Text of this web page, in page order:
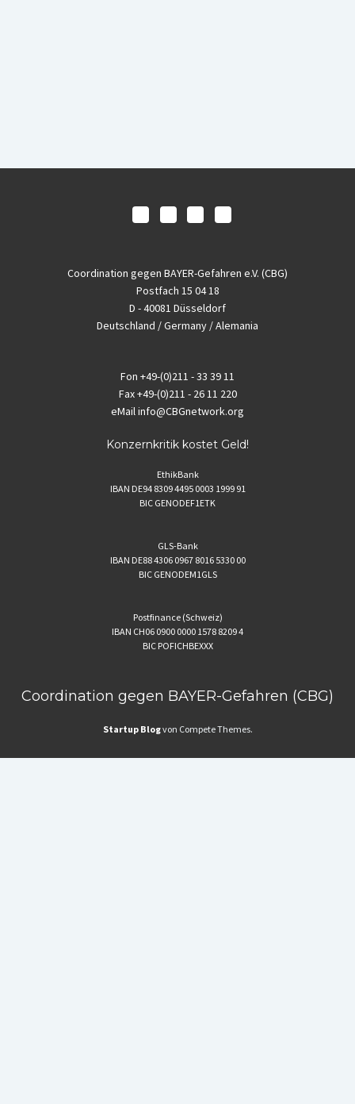
Coordination gegen BAYER-Gefahren e.V. (CBG)
Postfach 15 04 18
D - 40081 Düsseldorf
Deutschland / Germany / Alemania
Fon +49-(0)211 - 33 39 11
Fax+49-(0)211 - 26 11 220
eMailinfo@CBGnetwork.org
Konzernkritik kostet Geld!
EthikBank
IBAN DE94 8309 4495 0003 1999 91
BIC GENODEF1ETK
GLS-Bank
IBAN DE88 4306 0967 8016 5330 00
BIC GENODEM1GLS
Postfinance (Schweiz)
IBAN CH06 0900 0000 1578 8209 4
BIC POFICHBEXXX
Coordination gegen BAYER-Gefahren (CBG)
Startup Blogvon Compete Themes.